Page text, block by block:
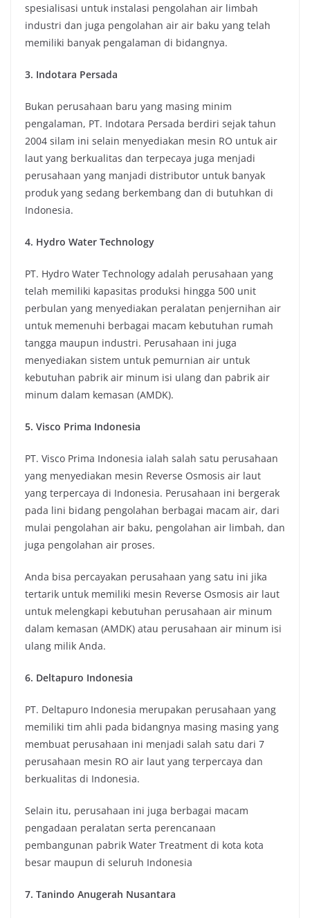
spesialisasi untuk instalasi pengolahan air limbah
industri dan juga pengolahan air air baku yang telah
memiliki banyak pengalaman di bidangnya.
3. Indotara Persada
Bukan perusahaan baru yang masing minim
pengalaman, PT. Indotara Persada berdiri sejak tahun
2004 silam ini selain menyediakan mesin RO untuk air
laut yang berkualitas dan terpecaya juga menjadi
perusahaan yang manjadi distributor untuk banyak
produk yang sedang berkembang dan di butuhkan di
Indonesia.
4. Hydro Water Technology
PT. Hydro Water Technology adalah perusahaan yang
telah memiliki kapasitas produksi hingga 500 unit
perbulan yang menyediakan peralatan penjernihan air
untuk memenuhi berbagai macam kebutuhan rumah
tangga maupun industri. Perusahaan ini juga
menyediakan sistem untuk pemurnian air untuk
kebutuhan pabrik air minum isi ulang dan pabrik air
minum dalam kemasan (AMDK).
5. Visco Prima Indonesia
PT. Visco Prima Indonesia ialah salah satu perusahaan
yang menyediakan mesin Reverse Osmosis air laut
yang terpercaya di Indonesia. Perusahaan ini bergerak
pada lini bidang pengolahan berbagai macam air, dari
mulai pengolahan air baku, pengolahan air limbah, dan
juga pengolahan air proses.
Anda bisa percayakan perusahaan yang satu ini jika
tertarik untuk memiliki mesin Reverse Osmosis air laut
untuk melengkapi kebutuhan perusahaan air minum
dalam kemasan (AMDK) atau perusahaan air minum isi
ulang milik Anda.
6. Deltapuro Indonesia
PT. Deltapuro Indonesia merupakan perusahaan yang
memiliki tim ahli pada bidangnya masing masing yang
membuat perusahaan ini menjadi salah satu dari 7
perusahaan mesin RO air laut yang terpercaya dan
berkualitas di Indonesia.
Selain itu, perusahaan ini juga berbagai macam
pengadaan peralatan serta perencanaan
pembangunan pabrik Water Treatment di kota kota
besar maupun di seluruh Indonesia
7. Tanindo Anugerah Nusantara